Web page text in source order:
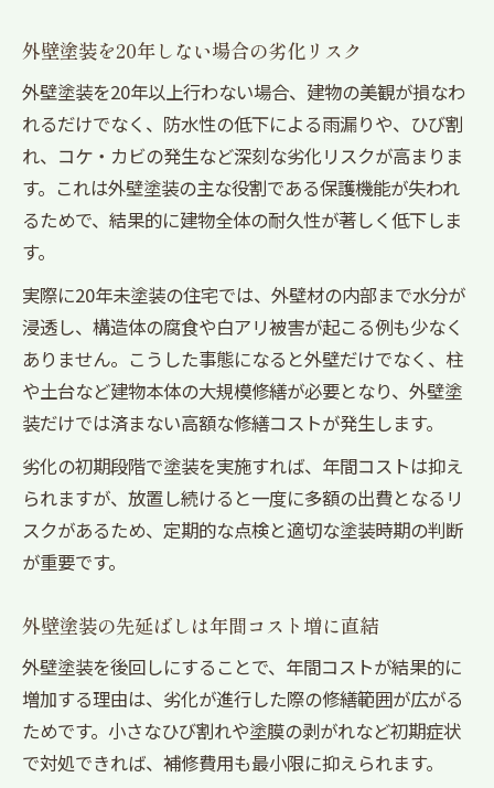
外壁塗装を20年しない場合の劣化リスク
外壁塗装を20年以上行わない場合、建物の美観が損なわ
れるだけでなく、防水性の低下による雨漏りや、ひび割
れ、コケ・カビの発生など深刻な劣化リスクが高まりま
す。これは外壁塗装の主な役割である保護機能が失われ
るためで、結果的に建物全体の耐久性が著しく低下しま
す。
実際に20年未塗装の住宅では、外壁材の内部まで水分が
浸透し、構造体の腐食や白アリ被害が起こる例も少なく
ありません。こうした事態になると外壁だけでなく、柱
や土台など建物本体の大規模修繕が必要となり、外壁塗
装だけでは済まない高額な修繕コストが発生します。
劣化の初期段階で塗装を実施すれば、年間コストは抑え
られますが、放置し続けると一度に多額の出費となるリ
スクがあるため、定期的な点検と適切な塗装時期の判断
が重要です。
外壁塗装の先延ばしは年間コスト増に直結
外壁塗装を後回しにすることで、年間コストが結果的に
増加する理由は、劣化が進行した際の修繕範囲が広がる
ためです。小さなひび割れや塗膜の剥がれなど初期症状
で対処できれば、補修費用も最小限に抑えられます。